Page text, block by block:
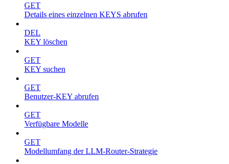
GET
Details eines einzelnen KEYS abrufen
DEL
KEY löschen
GET
KEY suchen
GET
Benutzer-KEY abrufen
GET
Verfügbare Modelle
GET
Modellumfang der LLM-Router-Strategie